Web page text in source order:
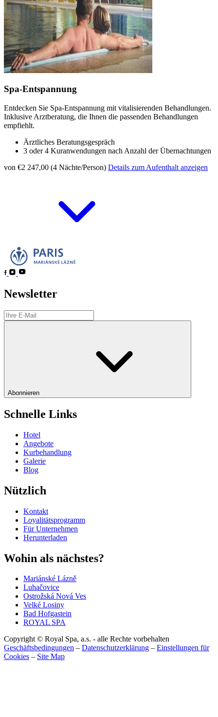
Spa-Entspannung
Entdecken Sie Spa-Entspannung mit vitalisierenden Behandlungen.
Inklusive Arztberatung, die Ihnen die passenden Behandlungen
empfiehlt.
Ärztliches Beratungsgespräch
3 oder 4 Kuranwendungen nach Anzahl der Übernachtungen
von €2 247,00 (4 Nächte/Person) Details zum Aufenthalt anzeigen
Newsletter
Abonnieren
Schnelle Links
Hotel
Angebote
Kurbehandlung
Galerie
Blog
Nützlich
Kontakt
Loyalitätsprogramm
Für Unternehmen
Herunterladen
Wohin als nächstes?
Mariánské Lázně
Luhačovice
Ostrožská Nová Ves
Velké Losiny
Bad Hofgastein
ROYAL SPA
Copyright © Royal Spa, a.s. - alle Rechte vorbehalten
Geschäftsbedingungen – Datenschutzerklärung – Einstellungen für
Cookies – Site Map